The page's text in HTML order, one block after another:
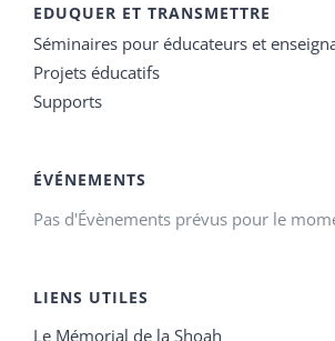
EDUQUER ET TRANSMETTRE
Séminaires pour éducateurs et
Projets éducatifs
Supports
ÉVÉNEMENTS
Pas d'Évènements prévus pour le
LIENS UTILES
Le Mémorial de la Shoah